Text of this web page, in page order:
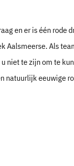
en er is één rode
Aalsmeerse. Als
niet te zijn om te
natuurlijk eeuwige